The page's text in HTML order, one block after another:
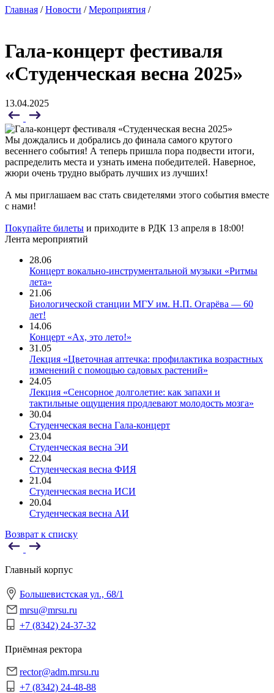
Главная /Новости /Мероприятия /
Гала-концерт фестиваля
«Студенческая весна 2025»
13.04.2025
Мы дождались и добрались до финала самого крутого
весеннего события! А теперь пришла пора подвести итоги,
распределить места и узнать имена победителей. Наверное,
жюри очень трудно выбрать лучших из лучших!
А мы приглашаем вас стать свидетелями этого события вместе
с нами!
Покупайте билеты и приходите в РДК 13 апреля в 18:00!
Лента мероприятий
28.06
Концерт вокально-инструментальной музыки «Ритмы
лета»
21.06
Биологической станции МГУ им. Н.П. Огарёва — 60
лет!
14.06
Концерт «Ах, это лето!»
31.05
Лекция «Цветочная аптечка: профилактика возрастных
изменений с помощью садовых растений»
24.05
Лекция «Сенсорное долголетие: как запахи и
тактильные ощущения продлевают молодость мозга»
30.04
Студенческая весна Гала-концерт
23.04
Студенческая весна ЭИ
22.04
Студенческая весна ФИЯ
21.04
Студенческая весна ИСИ
20.04
Студенческая весна АИ
Возврат к списку
Главный корпус
Большевистская ул., 68/1
mrsu@mrsu.ru
+7 (8342) 24-37-32
Приёмная ректора
rector@adm.mrsu.ru
+7 (8342) 24-48-88